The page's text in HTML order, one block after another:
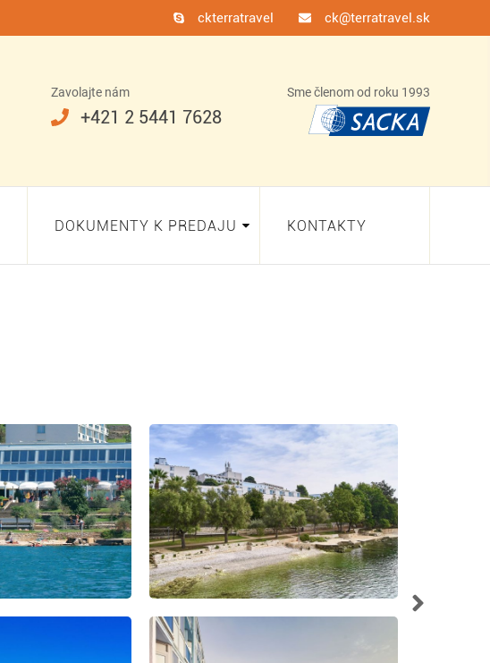
ckterratravel ck@terratravel.sk
Zavolajte nám
+421 2 5441 7628
Sme členom od roku 1993
DOKUMENTY K PREDAJU KONTAKTY